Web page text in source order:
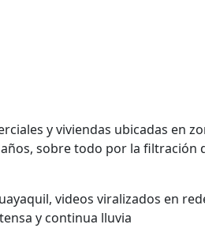
y viviendas ubicadas en
sobre todo por la filtración
videos viralizados en
y continua lluvia